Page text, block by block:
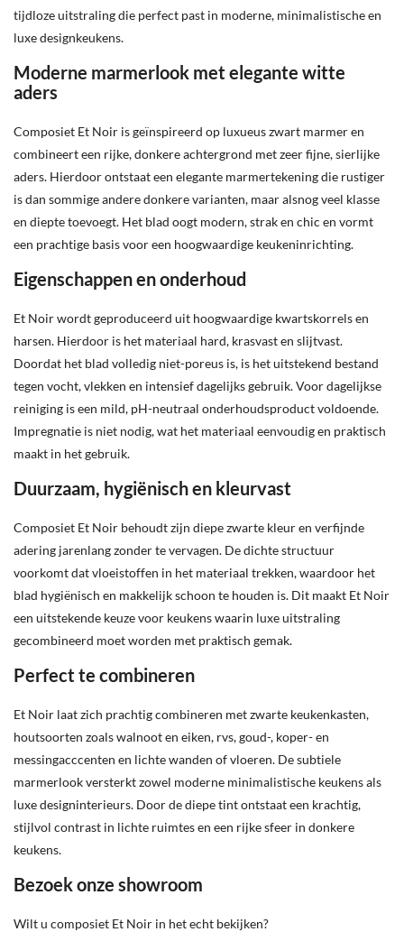
tijdloze uitstraling die perfect past in moderne, minimalistische en
luxe designkeukens.
Moderne marmerlook met elegante witte
aders
Composiet Et Noir is geïnspireerd op luxueus zwart marmer en
combineert een rijke, donkere achtergrond met zeer fijne, sierlijke
aders. Hierdoor ontstaat een elegante marmertekening die rustiger
is dan sommige andere donkere varianten, maar alsnog veel klasse
en diepte toevoegt. Het blad oogt modern, strak en chic en vormt
een prachtige basis voor een hoogwaardige keukeninrichting.
Eigenschappen en onderhoud
Et Noir wordt geproduceerd uit hoogwaardige kwartskorrels en
harsen. Hierdoor is het materiaal hard, krasvast en slijtvast.
Doordat het blad volledig niet-poreus is, is het uitstekend bestand
tegen vocht, vlekken en intensief dagelijks gebruik. Voor dagelijkse
reiniging is een mild, pH-neutraal onderhoudsproduct voldoende.
Impregnatie is niet nodig, wat het materiaal eenvoudig en praktisch
maakt in het gebruik.
Duurzaam, hygiënisch en kleurvast
Composiet Et Noir behoudt zijn diepe zwarte kleur en verfijnde
adering jarenlang zonder te vervagen. De dichte structuur
voorkomt dat vloeistoffen in het materiaal trekken, waardoor het
blad hygiënisch en makkelijk schoon te houden is. Dit maakt Et Noir
een uitstekende keuze voor keukens waarin luxe uitstraling
gecombineerd moet worden met praktisch gemak.
Perfect te combineren
Et Noir laat zich prachtig combineren met zwarte keukenkasten,
houtsoorten zoals walnoot en eiken, rvs, goud-, koper- en
messingacccenten en lichte wanden of vloeren. De subtiele
marmerlook versterkt zowel moderne minimalistische keukens als
luxe designinterieurs. Door de diepe tint ontstaat een krachtig,
stijlvol contrast in lichte ruimtes en een rijke sfeer in donkere
keukens.
Bezoek onze showroom
Wilt u composiet Et Noir in het echt bekijken?